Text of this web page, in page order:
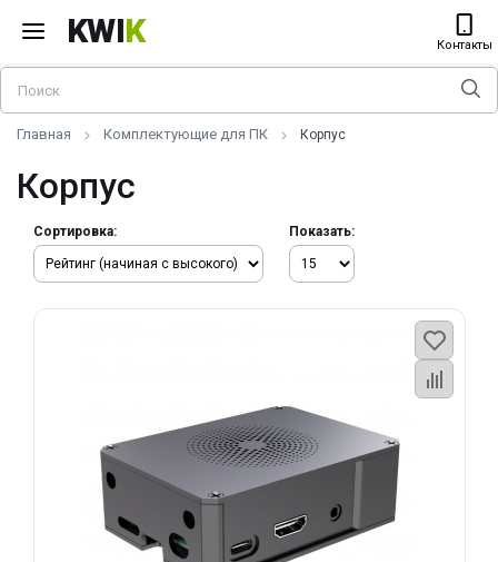
KWIK Контакты
Главная Комплектующие для ПК Корпус
Корпус
Сортировка: Показать: